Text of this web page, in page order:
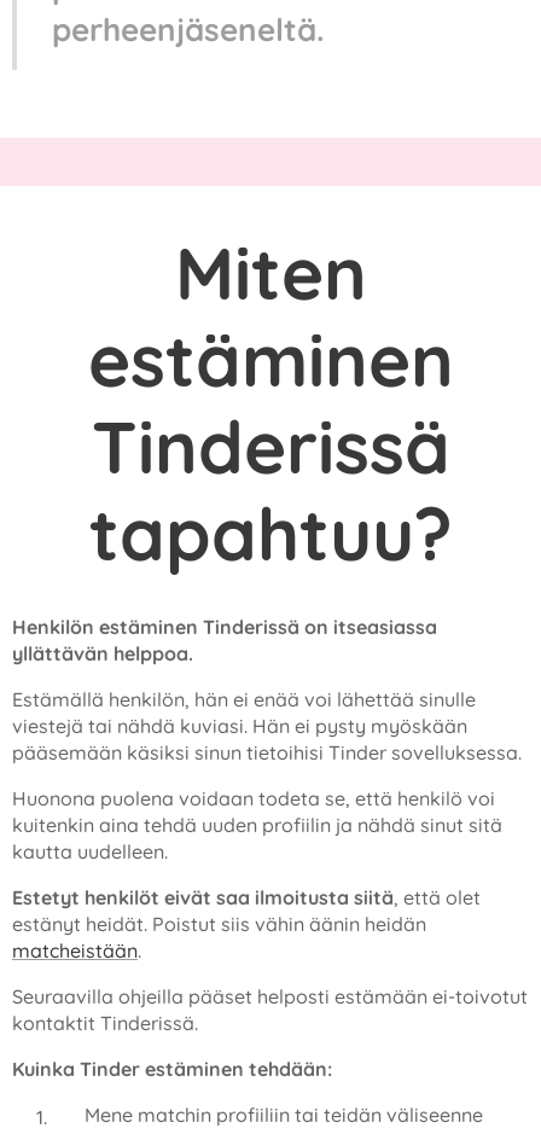
perheenjäseneltä.
Miten
estäminen
Tinderissä
tapahtuu?
Henkilön estäminen Tinderissä on itseasiassa
yllättävän helppoa.
Estämällä henkilön, hän ei enää voi lähettää sinulle
viestejä tai nähdä kuviasi. Hän ei pysty myöskään
pääsemään käsiksi sinun tietoihisi Tinder sovelluksessa.
Huonona puolena voidaan todeta se, että henkilö voi
kuitenkin aina tehdä uuden profiilin ja nähdä sinut sitä
kautta uudelleen.
Estetyt henkilöt eivät saa ilmoitusta siitä, että olet
estänyt heidät. Poistut siis vähin äänin heidän
matcheistään.
Seuraavilla ohjeilla pääset helposti estämään ei-toivotut
kontaktit Tinderissä.
Kuinka Tinder estäminen tehdään:
Mene matchin profiiliin tai teidän väliseenne